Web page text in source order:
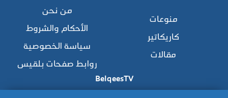
منوعات
كاريكاتير
مقالات
من نحن
الأحكام والشروط
سياسة الخصوصية
روابط صفحات بلقيس
BelqeesTV